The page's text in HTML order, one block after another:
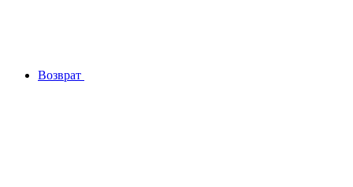
Возврат